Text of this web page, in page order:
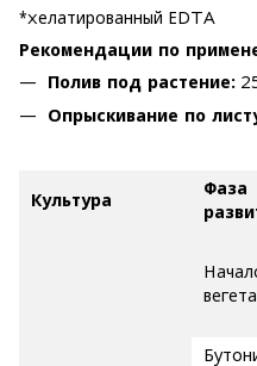
*хелатированный EDTA
Рекомендации по
Полив под растение:
Опрыскивание по
Культура
Фаза